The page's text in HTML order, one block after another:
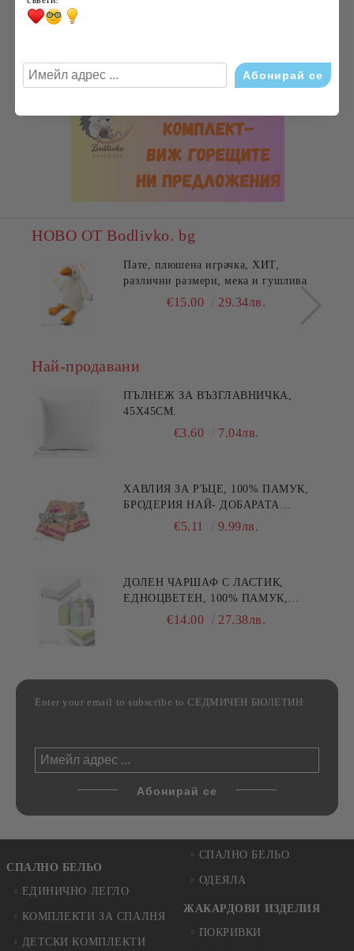
НОВО ОТ Bodlivko. bg
Пате, плюшена играчка, ХИТ,
различни размери, мека и гушлива
€15.00 29.34лв.
Най-продавани
ПЪЛНЕЖ ЗА ВЪЗГЛАВНИЧКА,
45X45СМ.
€3.60 7.04лв.
ХАВЛИЯ ЗА РЪЦЕ, 100% ПАМУК,
БРОДЕРИЯ НАЙ- ДОБАРАТА
МАЙКА/БАБА , РАЗМЕР:
€5.11 9.99лв.
ДОЛЕН ЧАРШАФ С ЛАСТИК,
ЕДНОЦВЕТЕН, 100% ПАМУК,
РАЗЛИЧНИ РАЗМЕРИ
€14.00 27.38лв.
Enter your email to subscribe to СЕДМИЧЕН БЮЛЕТИН:
СПАЛНО БЕЛЬО
ЕДИНИЧНО ЛЕГЛО
КОМПЛЕКТИ ЗА СПАЛНЯ
ДЕТСКИ КОМПЛЕКТИ
СПАЛНО БЕЛЬО
ОДЕЯЛА
ЖАКАРДОВИ ИЗДЕЛИЯ
ПОКРИВКИ